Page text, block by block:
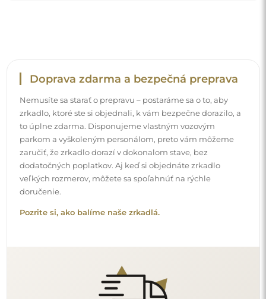
Jednoduchá montáž
Postaráme sa o výrobu a doručenie zrkadiel, zatiaľ čo
inštalácia je vo vašej zodpovednosti. Vzhľadom na
špecifiká každého priestoru neponúkame štandardné
hmoždinky alebo háčiky, ktoré najlepšie vyhovujú vašim